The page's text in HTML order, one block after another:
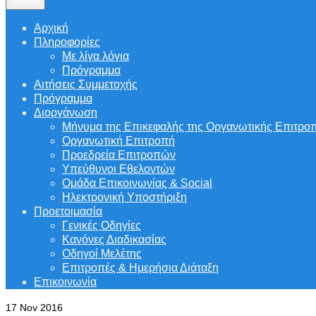
Αρχική
Πληροφορίες
Με λίγα λόγια
Πρόγραμμα
Αιτήσεις Συμμετοχής
Πρόγραμμα
Διοργάνωση
Μήνυμα της Επικεφαλής της Οργανωτικής
Οργανωτική Επιτροπή
Προεδρεία Επιτροπών
Υπεύθυνοι Εθελοντών
Ομάδα Επικοινωνίας & Social
Ηλεκτρονική Υποστήριξη
Προετοιμασία
Γενικές Οδηγίες
Κανόνες Διαδικασίας
Οδηγοί Μελέτης
Επιτροπές & Ημερήσια Διάταξη
Επικοινωνία
17 Nov 2016